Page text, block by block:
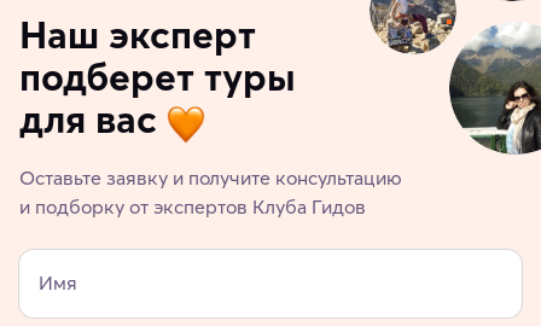
Наш эксперт
подберет туры
для вас
Оставьте заявку и получите консультацию
и подборку от экспертов Клуба Гидов
Имя